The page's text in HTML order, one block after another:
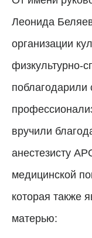
Леонида
организации
физкультурно-
поблагодарили
вручили
анестезисту
медицинской
которая также
матерью: